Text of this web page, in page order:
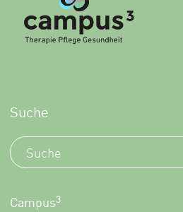
Suche
Campus3